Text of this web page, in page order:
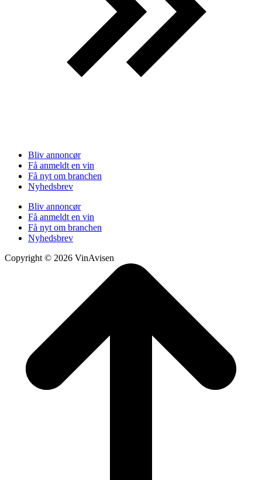
Bliv annoncør
Få anmeldt en vin
Få nyt om branchen
Nyhedsbrev
Bliv annoncør
Få anmeldt en vin
Få nyt om branchen
Nyhedsbrev
Copyright © 2026 VinAvisen